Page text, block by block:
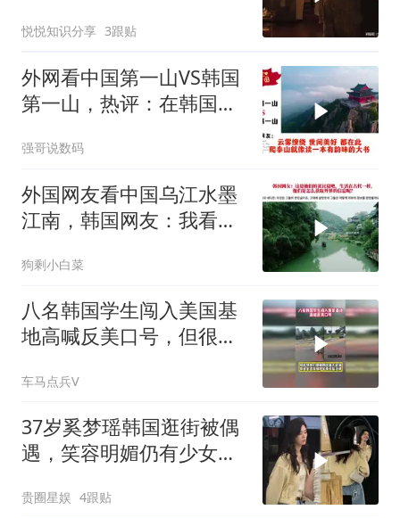
悦悦知识分享 3跟贴
外网看中国第一山VS韩国
第一山，热评：在韩国土
强哥说数码
外国网友看中国乌江水墨
江南，韩国网友：我看见
狗剩小白菜
八名韩国学生闯入美国基
地高喊反美口号，但很快
车马点兵V
37岁奚梦瑶韩国逛街被偶
遇，笑容明媚仍有少女
贵圈星娱 4跟贴